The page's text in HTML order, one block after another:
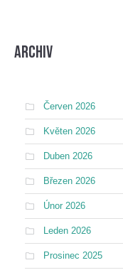
Archiv
Červen 2026
Květen 2026
Duben 2026
Březen 2026
Únor 2026
Leden 2026
Prosinec 2025